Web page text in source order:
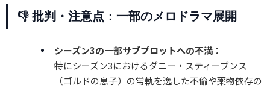
👎 批判・注意点：一部のメロドラマ展開
シーズン3の一部サブプロットへの不満：
特にシーズン3におけるダニー・スティーブンス
（ゴルドの息子）の常軌を逸した不倫や薬物依存の